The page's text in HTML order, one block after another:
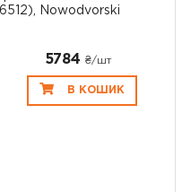
Nowodvorski
5784 ₴/шт
В КОШИК